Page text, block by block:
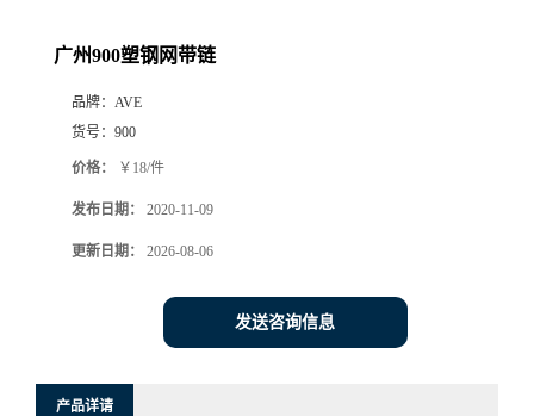
广州900塑钢网带链
品牌： AVE
货号： 900
价格： ￥18/件
发布日期： 2020-11-09
更新日期： 2026-08-06
发送咨询信息
产品详请